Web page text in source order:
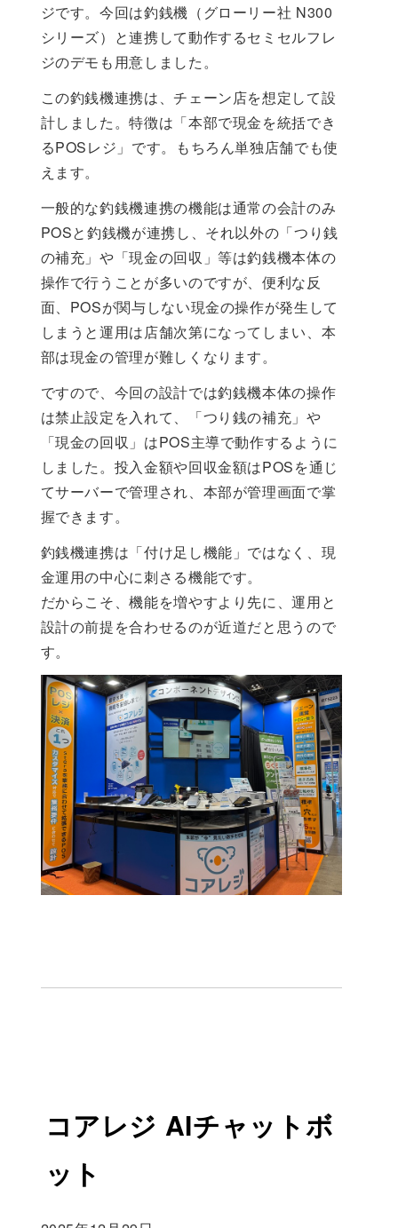
ジです。今回は釣銭機（グローリー社 N300
シリーズ）と連携して動作するセミセルフレ
ジのデモも用意しました。
この釣銭機連携は、チェーン店を想定して設
計しました。特徴は「本部で現金を統括でき
るPOSレジ」です。もちろん単独店舗でも使
えます。
一般的な釣銭機連携の機能は通常の会計のみ
POSと釣銭機が連携し、それ以外の「つり銭
の補充」や「現金の回収」等は釣銭機本体の
操作で行うことが多いのですが、便利な反
面、POSが関与しない現金の操作が発生して
しまうと運用は店舗次第になってしまい、本
部は現金の管理が難しくなります。
ですので、今回の設計では釣銭機本体の操作
は禁止設定を入れて、「つり銭の補充」や
「現金の回収」はPOS主導で動作するように
しました。投入金額や回収金額はPOSを通じ
てサーバーで管理され、本部が管理画面で掌
握できます。
釣銭機連携は「付け足し機能」ではなく、現
金運用の中心に刺さる機能です。
だからこそ、機能を増やすより先に、運用と
設計の前提を合わせるのが近道だと思うので
す。
コアレジ AIチャットボ
ット